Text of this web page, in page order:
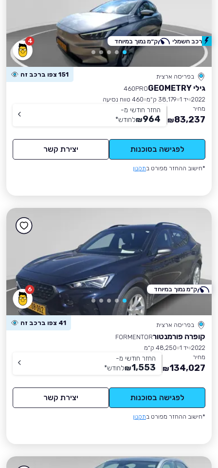
4
בפריסה ארצית 151 צפו ברכב זה
גילי GEOMETRY
460PRO
2022 יד 1 38,179 ק״מ
460 טווח נסיעה
מחיר
83,237
₪
החזר חודשי מ-
964
₪לחודש*
לפגישה בסוכנות יצירת קשר
*חישוב ההחזר מפורט בתקנון
רכב חשמלי ק״מ נמוך במיוחד
6
בפריסה ארצית 41 צפו ברכב זה
קופרה פורמנטורFORMENTOR
2022 יד 1
48,250 ק״מ
מחיר
134,027
₪
החזר חודשי מ-
1,553
₪לחודש*
לפגישה בסוכנות יצירת קשר
*חישוב ההחזר מפורט בתקנון
ק״מ נמוך במיוחד